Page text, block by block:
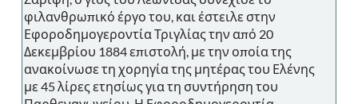
φιλανθρωπικό έργο του, και έστειλε στην
Εφοροδημογεροντία Τριγλίας την από 20
Δεκεμβρίου 1884 επιστολή, με την οποία της
ανακοίνωσε τη χορηγία της μητέρας του Ελένης
με 45 λίρες ετησίως για τη συντήρηση του